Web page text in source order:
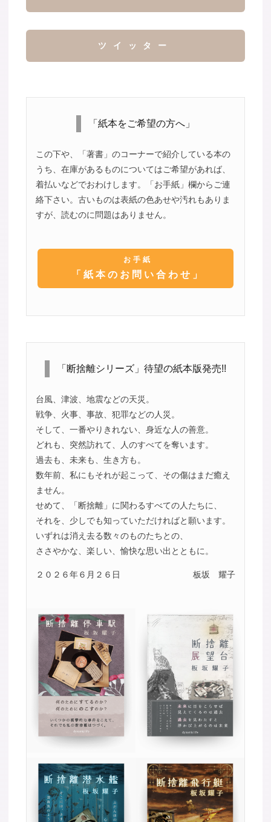
ツイッター
「紙本をご希望の方へ」
この下や、「著書」のコーナーで紹介している本の
うち、在庫があるものについてはご希望があれば、
着払いなどでおわけします。「お手紙」欄からご連
絡下さい。古いものは表紙の色あせや汚れもありま
すが、読むのに問題はありません。
お手紙
「紙本のお問い合わせ」
「断捨離シリーズ」待望の紙本版発売!!
台風、津波、地震などの天災。
戦争、火事、事故、犯罪などの人災。
そして、一番やりきれない、身近な人の善意。
どれも、突然訪れて、人のすべてを奪います。
過去も、未来も、生き方も。
数年前、私にもそれが起こって、その傷はまだ癒え
ません。
せめて、「断捨離」に関わるすべての人たちに、
それを、少しでも知っていただければと願います。
いずれは消え去る数々のものたちとの、
ささやかな、楽しい、愉快な思い出とともに。
２０２６年６月２６日 板坂 耀子